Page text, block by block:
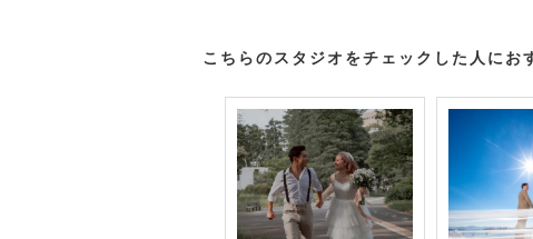
こちらのスタジオをチェックした人にお